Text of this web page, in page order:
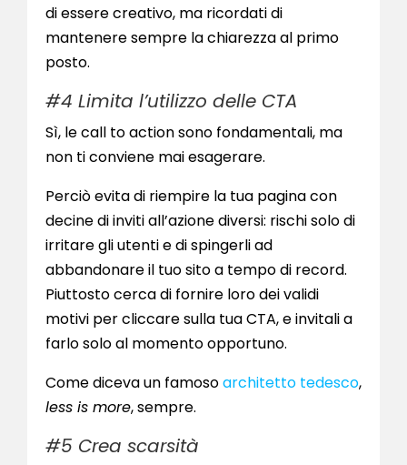
di essere creativo, ma ricordati di
mantenere sempre la chiarezza al primo
posto.
#4 Limita l’utilizzo delle CTA
Sì, le call to action sono fondamentali, ma
non ti conviene mai esagerare.
Perciò evita di riempire la tua pagina con
decine di inviti all’azione diversi: rischi solo di
irritare gli utenti e di spingerli ad
abbandonare il tuo sito a tempo di record.
Piuttosto cerca di fornire loro dei validi
motivi per cliccare sulla tua CTA, e invitali a
farlo solo al momento opportuno.
Come diceva un famosoarchitetto tedesco,
less is more, sempre.
#5 Crea scarsità